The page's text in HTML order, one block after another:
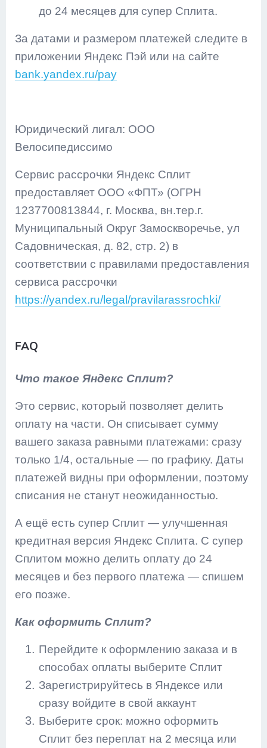
до 24 месяцев для супер Сплита.
За датами и размером платежей следите в
приложении Яндекс Пэй или на сайте
bank.yandex.ru/pay
Юридический лигал: ООО
Велосипедиссимо
Сервис рассрочки Яндекс Сплит
предоставляет ООО «ФПТ» (ОГРН
1237700813844, г. Москва, вн.тер.г.
Муниципальный Округ Замоскворечье, ул
Садовническая, д. 82, стр. 2) в
соответствии с правилами предоставления
сервиса рассрочки
https://yandex.ru/legal/pravilarassrochki/
FAQ
Что такое Яндекс Сплит?
Это сервис, который позволяет делить
оплату на части. Он списывает сумму
вашего заказа равными платежами: сразу
только 1/4, остальные — по графику. Даты
платежей видны при оформлении, поэтому
списания не станут неожиданностью.
А ещё есть супер Сплит — улучшенная
кредитная версия Яндекс Сплита. С супер
Сплитом можно делить оплату до 24
месяцев и без первого платежа — спишем
его позже.
Как оформить Сплит?
Перейдите к оформлению заказа и в
способах оплаты выберите Сплит
Зарегистрируйтесь в Яндексе или
сразу войдите в свой аккаунт
Выберите срок: можно оформить
Сплит без переплат на 2 месяца или